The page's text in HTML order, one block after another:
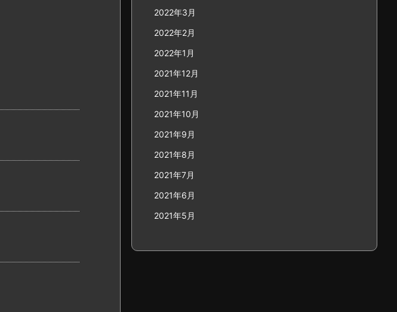
2022年3月
2022年2月
2022年1月
2021年12月
2021年11月
2021年10月
2021年9月
2021年8月
2021年7月
2021年6月
2021年5月